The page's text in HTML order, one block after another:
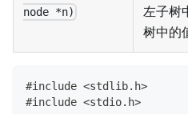
node *n)
左子树
树中的
#include <stdlib.h>
#include <stdio.h>